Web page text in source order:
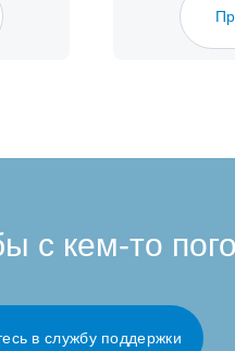
с кем-то
в службу поддержки